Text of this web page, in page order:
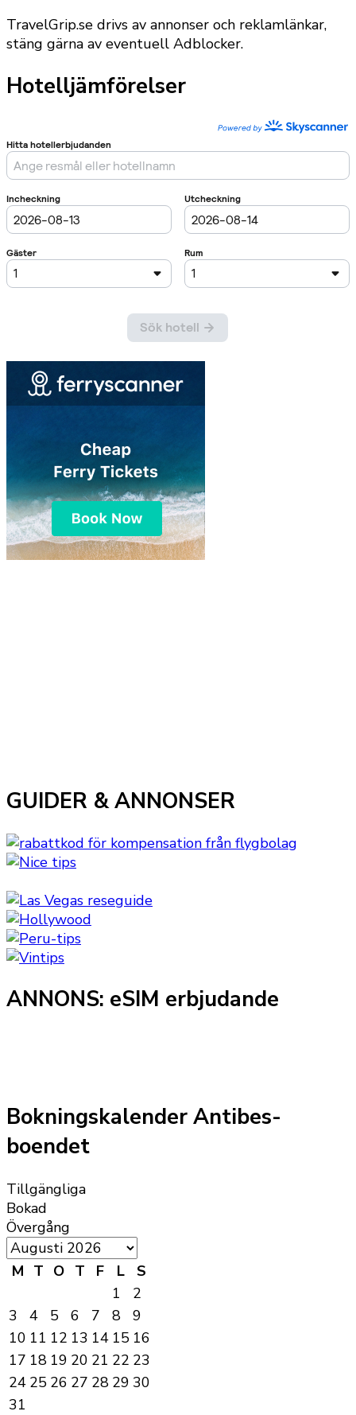
TravelGrip.se drivs av annonser och reklamlänkar,
stäng gärna av eventuell Adblocker.
Hotelljämförelser
GUIDER & ANNONSER
ANNONS: eSIM erbjudande
Bokningskalender Antibes-
boendet
Tillgängliga
Bokad
Övergång
M T O T F L
S
1
2
3
4 5 6 7 8
9
10 11 12 13 14 15 16
17 18 19 20 21 22 23
24 25 26 27 28 29 30
31